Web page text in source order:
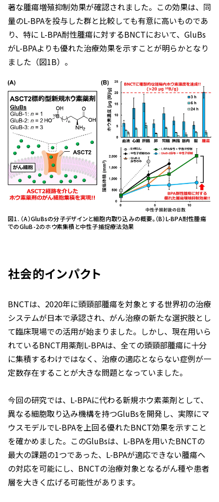
著な腫瘍増殖抑制効果が確認されました。この効果は、同
量のL-BPAを投与した群と比較しても有意に高いものであ
り、特に L-BPA耐性腫瘍に対するBNCTにおいて、GluBs
がL-BPAよりも優れた治療効果を示すことが明らかとなり
ました（図1B）。
図1. （A）GluBsの分子デザインと細胞内取り込みの概要。（B）L-BPA耐性腫瘍
でのGluB-2のホウ素集積と中性子捕捉療法効果
社会的インパクト
BNCTは、2020年に頭頸部腫瘍を対象とする世界初の治療
システムが日本で承認され、がん治療の新たな選択肢とし
て臨床現場での活用が始まりました。しかし、現在用いら
れているBNCT用薬剤L-BPAは、全ての頭頸部腫瘍に十分
に集積するわけではなく、治療の適応とならない症例が一
定数存在することが大きな問題となっていました。
今回の研究では、L-BPAに代わる新規ホウ素薬剤として、
異なる細胞取り込み機構を持つGluBsを開発し、実際にマ
ウスモデルでL-BPAを上回る優れたBNCT効果を示すこと
を確かめました。このGluBsは、L-BPAを用いたBNCTの
最大の課題の1つであった、L-BPAが適応できない腫瘍へ
の対応を可能にし、BNCTの治療対象となるがん種や患者
層を大きく広げる可能性があります。